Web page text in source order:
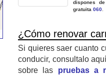
dispones
gratuita 060
¿Cómo renovar
Si quieres saer cuanto
conducir, consultalo
sobre las pruebas a